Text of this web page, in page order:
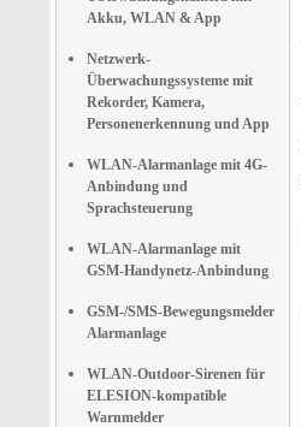
Akku, WLAN & App
Netzwerk-
Überwachungssysteme mit
Rekorder, Kamera,
Personenerkennung und App
WLAN-Alarmanlage mit 4G-
Anbindung und
Sprachsteuerung
WLAN-Alarmanlage mit
GSM-Handynetz-Anbindung
GSM-/SMS-Bewegungsmelder
Alarmanlage
WLAN-Outdoor-Sirenen für
ELESION-kompatible
Warnmelder